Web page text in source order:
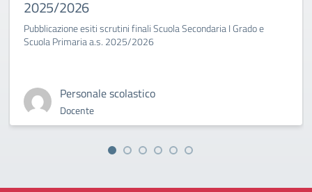
2025/2026
Pubblicazione esiti scrutini finali Scuola Secondaria I Grado e
Scuola Primaria a.s. 2025/2026
Personale scolastico
Docente